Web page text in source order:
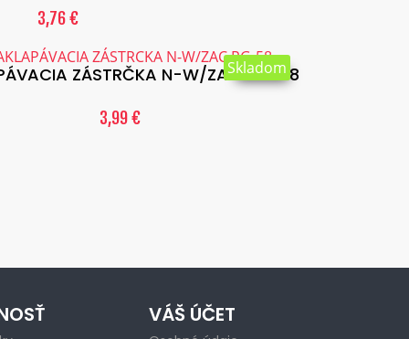
3,76 €
ZÁSTRČKA N-W/ZAC.RG-58
3,99 €
Skladom
VÁŠ ÚČET